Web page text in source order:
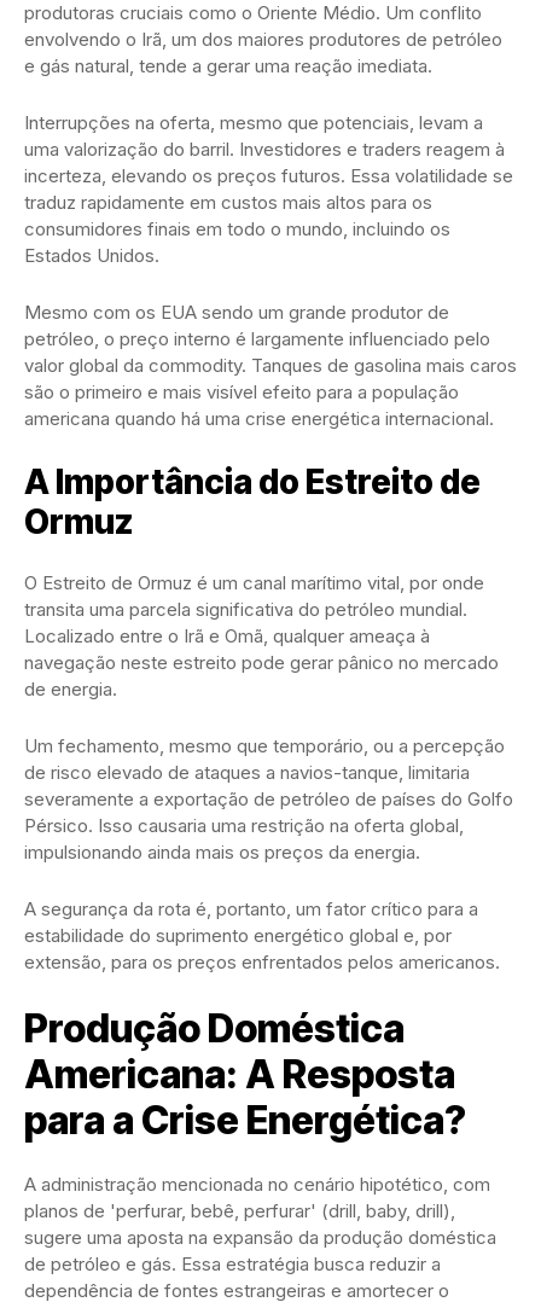
produtoras cruciais como o Oriente Médio. Um conflito
envolvendo o Irã, um dos maiores produtores de petróleo
e gás natural, tende a gerar uma reação imediata.
Interrupções na oferta, mesmo que potenciais, levam a
uma valorização do barril. Investidores e traders reagem à
incerteza, elevando os preços futuros. Essa volatilidade se
traduz rapidamente em custos mais altos para os
consumidores finais em todo o mundo, incluindo os
Estados Unidos.
Mesmo com os EUA sendo um grande produtor de
petróleo, o preço interno é largamente influenciado pelo
valor global da commodity. Tanques de gasolina mais caros
são o primeiro e mais visível efeito para a população
americana quando há uma crise energética internacional.
A Importância do Estreito de
Ormuz
O Estreito de Ormuz é um canal marítimo vital, por onde
transita uma parcela significativa do petróleo mundial.
Localizado entre o Irã e Omã, qualquer ameaça à
navegação neste estreito pode gerar pânico no mercado
de energia.
Um fechamento, mesmo que temporário, ou a percepção
de risco elevado de ataques a navios-tanque, limitaria
severamente a exportação de petróleo de países do Golfo
Pérsico. Isso causaria uma restrição na oferta global,
impulsionando ainda mais os preços da energia.
A segurança da rota é, portanto, um fator crítico para a
estabilidade do suprimento energético global e, por
extensão, para os preços enfrentados pelos americanos.
Produção Doméstica
Americana: A Resposta
para a Crise Energética?
A administração mencionada no cenário hipotético, com
planos de 'perfurar, bebê, perfurar' (drill, baby, drill),
sugere uma aposta na expansão da produção doméstica
de petróleo e gás. Essa estratégia busca reduzir a
dependência de fontes estrangeiras e amortecer o